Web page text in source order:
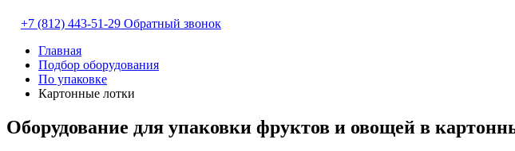
+7 (812) 443-51-29 Обратный звонок
Главная
Подбор оборудования
По упаковке
Картонные лотки
Оборудование для упаковки фруктов и овощей в